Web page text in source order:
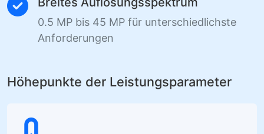
0.5 MP bis 45 MP für unterschiedlichste
Anforderungen
Höhepunkte der Leistungsparameter